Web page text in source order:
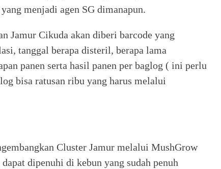
menjadi agen SG dimanapun.
Jamur Cikuda akan diberi barcode yang
tanggal berapa disteril, berapa lama
panen serta hasil panen per baglog ( ini perlu
bisa ratusan ribu yang harus melalui
Cluster Jamur melalui MushGrow
dipenuhi di kebun yang sudah penuh